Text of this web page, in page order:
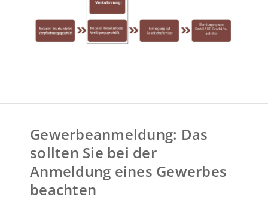
Gewerbeanmeldung: Das
sollten Sie bei der
Anmeldung eines Gewerbes
beachten